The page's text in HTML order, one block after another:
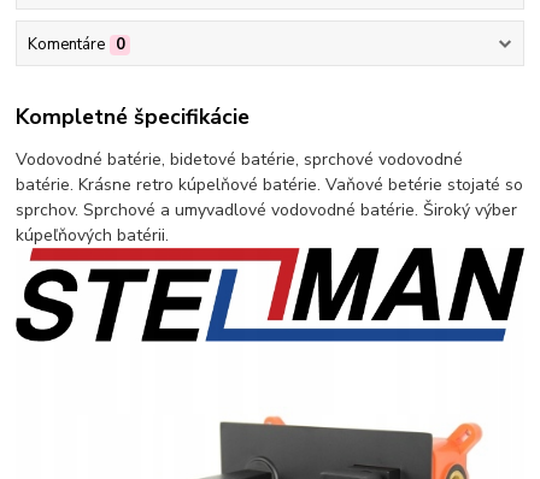
Komentáre 0
Kompletné špecifikácie
Vodovodné batérie, bidetové batérie, sprchové vodovodné
batérie. Krásne retro kúpelňové batérie. Vaňové betérie stojaté so
sprchov. Sprchové a umyvadlové vodovodné batérie. Široký výber
kúpeľňových batérii.